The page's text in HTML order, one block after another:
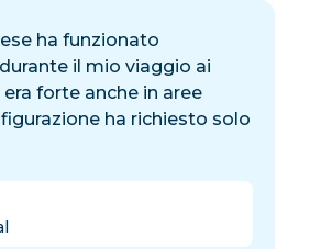
ha funzionato
il mio viaggio ai
forte anche in aree
ha richiesto solo